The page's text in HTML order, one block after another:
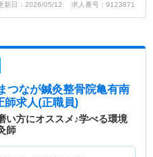
新日：2026/05/12 求人番号：9123871
つなが鍼灸整骨院亀有南
師求人(正職員)
い方にオススメ♪学べる環境
師